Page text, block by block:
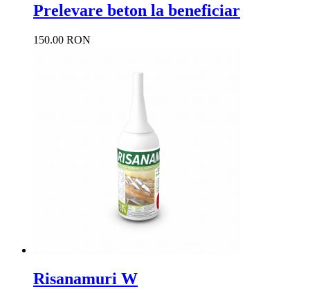
Prelevare beton la beneficiar
150.00 RON
Risanamuri W